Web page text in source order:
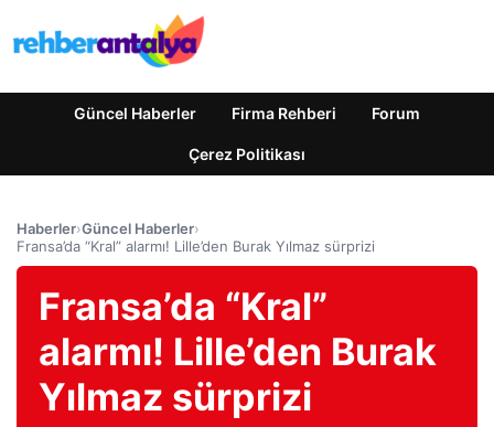
Güncel Haberler Firma Rehberi Forum
Çerez Politikası
Haberler›Güncel Haberler›
Fransa’da “Kral” alarmı! Lille’den Burak Yılmaz sürprizi
Fransa’da “Kral”
alarmı! Lille’den Burak
Yılmaz sürprizi